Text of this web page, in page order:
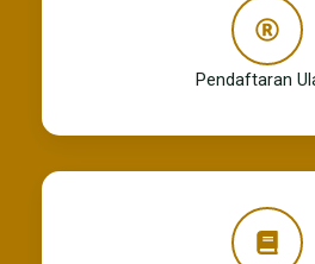
Pendaftaran